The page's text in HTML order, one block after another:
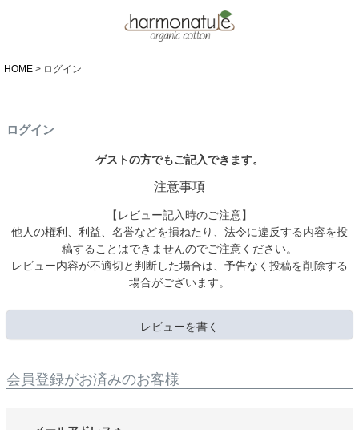
HOME ログイン
ログイン
ゲストの方でもご記入できます。
注意事項
【レビュー記入時のご注意】
他人の権利、利益、名誉などを損ねたり、法令に違反する内容を投
稿することはできませんのでご注意ください。
レビュー内容が不適切と判断した場合は、予告なく投稿を削除する
場合がございます。
レビューを書く
会員登録がお済みのお客様